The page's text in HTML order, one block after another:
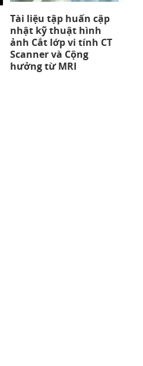
Tài liệu tập huấn cập
nhật kỹ thuật hình
ảnh Cắt lớp vi tính CT
Scanner và Cộng
hưởng từ MRI